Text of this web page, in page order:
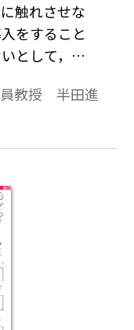
触れさせな
をすること
として，正
教授 半田進